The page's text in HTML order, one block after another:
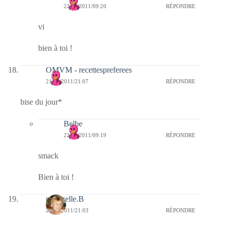
22/03/2011/09:20 RÉPONDRE
vi
bien à toi !
OMVM - recettespreferees
21/03/2011/21:07 RÉPONDRE
bise du jour*
Belbe
22/03/2011/09:19 RÉPONDRE
smack
Bien à toi !
mamzelle.B
21/03/2011/21:03 RÉPONDRE